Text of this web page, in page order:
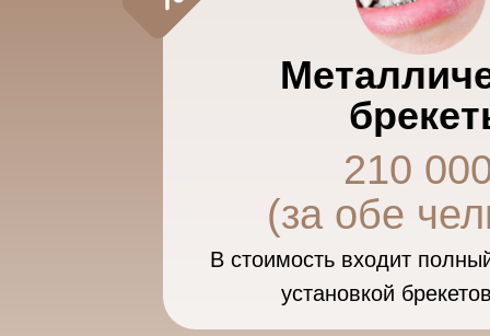
210
(за обе
В стоимость входит
установкой